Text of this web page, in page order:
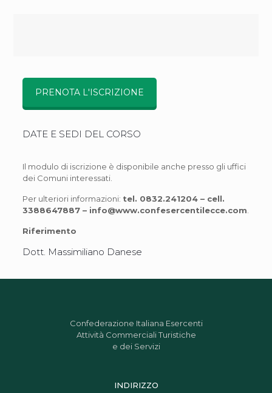
PRENOTA L'ISCRIZIONE
DATE E SEDI DEL CORSO
Il modulo di iscrizione è disponibile anche presso gli uffici
dei Comuni interessati.
Per ulteriori informazioni: tel. 0832.241204 – cell.
3388647887 – info@www.confesercentilecce.com
Riferimento
Dott. Massimiliano Danese
Confederazione Italiana Esercenti
Attività Commerciali Turistiche
e dei Servizi
INDIRIZZO